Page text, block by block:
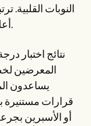
النوبات القلبية.
أعلى للإصابة بمرض الشريان التاجي الكبير.
نتائج اختبار
المعرضين
يساعدون
قرارات مستنيرة
أو الأسبرين